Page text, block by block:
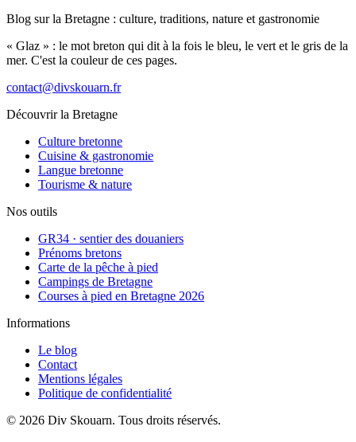
Blog sur la Bretagne : culture, traditions, nature et gastronomie
« Glaz » : le mot breton qui dit à la fois le bleu, le vert et le gris de la
mer. C'est la couleur de ces pages.
contact@divskouarn.fr
Découvrir la Bretagne
Culture bretonne
Cuisine & gastronomie
Langue bretonne
Tourisme & nature
Nos outils
GR34 · sentier des douaniers
Prénoms bretons
Carte de la pêche à pied
Campings de Bretagne
Courses à pied en Bretagne 2026
Informations
Le blog
Contact
Mentions légales
Politique de confidentialité
© 2026 Div Skouarn. Tous droits réservés.